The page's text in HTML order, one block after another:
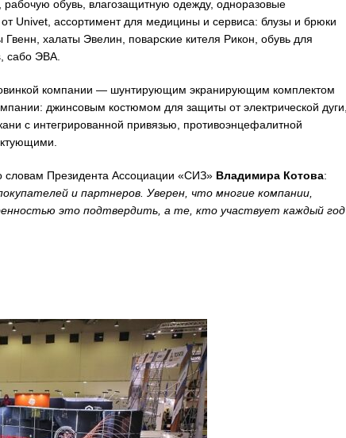
обувь, влагозащитную одежду, одноразовые
Univet, ассортимент для медицины и сервиса: блузы и брюки
халаты Эвелин, поварские кителя Рикон, обувь для
сабо ЭВА.
компании — шунтирующим экранирующим комплектом
джинсовым костюмом для защиты от электрической дуги,
с интегрированной привязью, противоэнцефалитной
Президента Ассоциации «СИЗ» Владимира Котова:
и партнеров. Уверен, что многие компании,
это подтвердить, а те, кто участвует каждый год